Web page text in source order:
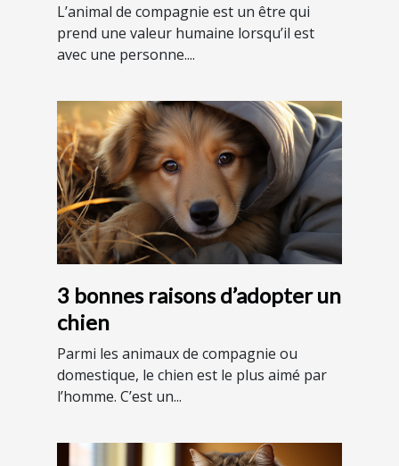
L’animal de compagnie est un être qui
prend une valeur humaine lorsqu’il est
avec une personne....
3 bonnes raisons d’adopter un
chien
Parmi les animaux de compagnie ou
domestique, le chien est le plus aimé par
l’homme. C’est un...